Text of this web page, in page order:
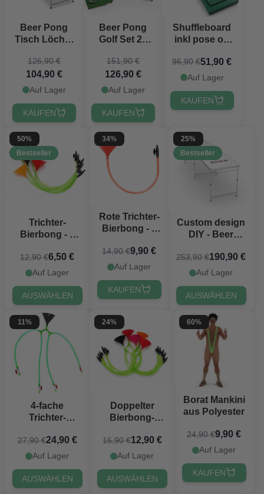
Beer Pong
Tisch Löcher
Offizielle
Maße
126,90 €
104,90 €
Auf Lager
KAUFEN
Beer Pong
Golf Set 2x
151,90 €
126,90 €
Auf Lager
KAUFEN
Shuffleboard
inkl pose og
122x33 cm
PartyVikings
96,90 €51,90 €
Auf Lager
KAUFEN
50%
Bestseller
Trichter-
Bierbong - 1
Biere enthalten
12,90 €6,50 €
Auf Lager
AUSWÄHLEN
34%
Rote Trichter-
Bierbong - 1
14,90 €9,90 €
Auf Lager
KAUFEN
25%
Bestseller
Custom design
DIY - Beer
253,90 €190,90 €
Auf Lager
AUSWÄHLEN
11%
4-fache
Trichter-
L
27,90 €24,90 €
Auf Lager
AUSWÄHLEN
24%
Doppelter
Bierbong-
16,90 €12,90 €
Auf Lager
AUSWÄHLEN
60%
Borat Mankini
aus Polyester
24,90 €9,90 €
Auf Lager
KAUFEN